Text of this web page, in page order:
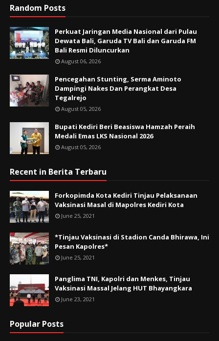
Random Posts
Perkuat Jaringan Media Nasional dari Pulau
Dewata Bali, Garuda TV Bali dan Garuda FM
Bali Resmi Diluncurkan
August 06, 2026
Pencegahan Stunting, Serma Aminoto
Dampingi Nakes Dan Perangkat Desa
Tegalrejo
August 05, 2026
Bupati Kediri Beri Beasiswa Hamzah Peraih
Medali Emas LKS Nasional 2026
August 05, 2026
Recent in Berita Terbaru
Forkopimda Kota Kediri Tinjau Pelaksanaan
Vaksinasi Masal di Mapolres Kediri Kota
June 25, 2021
*Tinjau Vaksinasi di Stadion Canda Bhirawa, Ini
Pesan Kapolres*
June 25, 2021
Panglima TNI, Kapolri dan Menkes, Tinjau
Vaksinasi Massal Jelang HUT Bhayangkara
June 23, 2021
Popular Posts